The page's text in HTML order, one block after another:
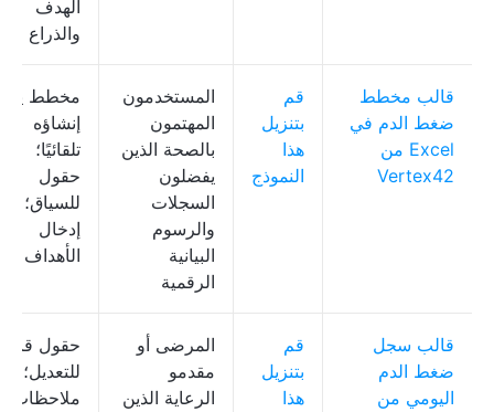
الهدف
والذراع
قالب مخطط
ضغط الدم في
Excel من
Vertex42
قم
بتنزيل
هذا
النموذج
المستخدمون
المهتمون
بالصحة الذين
يفضلون
السجلات
والرسوم
البيانية
الرقمية
مخطط يتم
إنشاؤه
تلقائيًا؛
حقول
للسياق؛
إدخال
الأهداف
قالب سجل
ضغط الدم
اليومي من
قم
بتنزيل
هذا
المرضى أو
مقدمو
الرعاية الذين
حقول قابلة
للتعديل؛
ملاحظات